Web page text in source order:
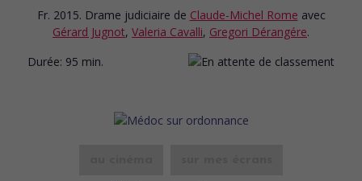
Fr. 2015. Drame judiciaire de Claude-Michel Rome avec
Gérard Jugnot, Valeria Cavalli, Gregori Dérangére.
Durée: 95 min.